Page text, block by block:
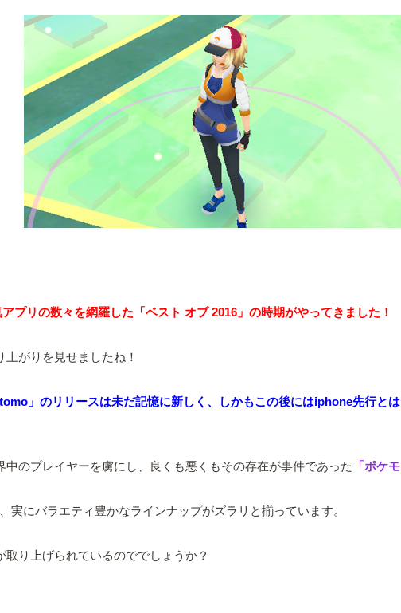
プリの数々を網羅した「ベスト オブ 2016」の時期がやってきました！
がりを見せましたね！
」のリリースは未だ記憶に新しく、しかもこの後にはiphone先行と
のプレイヤーを虜にし、良くも悪くもその存在が事件であった 「ポケ
にバラエティ豊かなラインナップがズラリと揃っています。
り上げられているのででしょうか？